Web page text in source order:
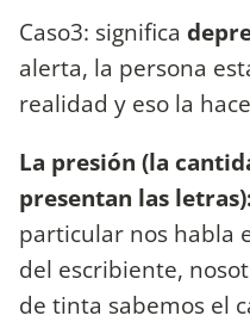
Caso3: significa
alerta, la persona
realidad y eso la
La presión (la
presentan las
particular nos habla
del escribiente,
de tinta sabemos el